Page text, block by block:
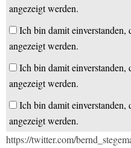
angezeigt werden.
Ich bin damit
angezeigt werden.
Ich bin damit
angezeigt werden.
Ich bin damit
angezeigt werden.
https://twitter.com/